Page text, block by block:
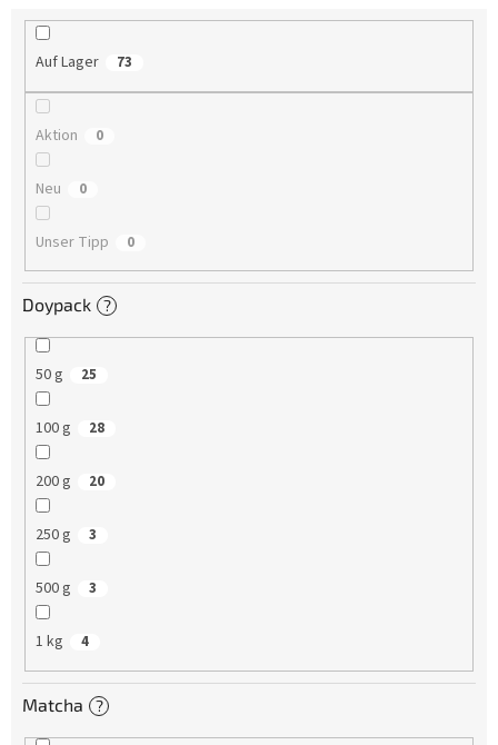
n
Auf Lager 73
Aktion 0
Neu 0
Unser Tipp 0
Doypack ?
50 g 25
100 g 28
200 g 20
250 g 3
500 g 3
1 kg 4
Matcha ?